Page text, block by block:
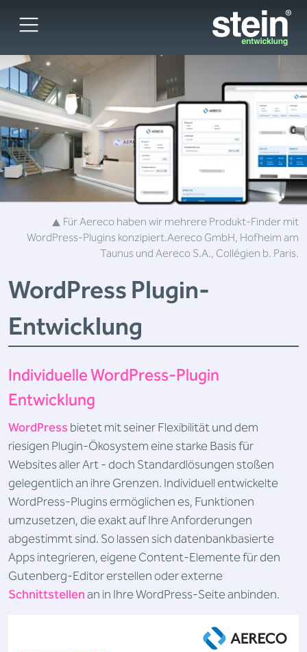
WordPressPlugin-
Entwicklung
Für Aereco haben wir mehrere Produkt-Finder mit
WordPress-Plugins konzipiert.Aereco GmbH, Hofheim am
Taunus und Aereco S.A., Collégien b. Paris.
Individuelle WordPress-Plugin
Entwicklung
WordPressbietet mit seiner Flexibilität und dem
riesigen Plugin-Ökosystem eine starke Basis für
Websites aller Art - doch Standardlösungen stoßen
gelegentlich an ihre Grenzen. Individuell entwickelte
WordPress-Plugins ermöglichen es, Funktionen
umzusetzen, die exakt auf Ihre Anforderungen
abgestimmt sind. So lassen sich datenbankbasierte
Apps integrieren, eigene Content-Elemente für den
Gutenberg-Editor erstellen oder externe
Schnittstellenan in Ihre WordPress-Seite anbinden.